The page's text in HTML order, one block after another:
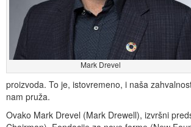
Mark Drevel
proizvoda. To je, istovremeno, i naša
nam pruža.
Ovako Mark Drevel (Mark Drewell), izvršni